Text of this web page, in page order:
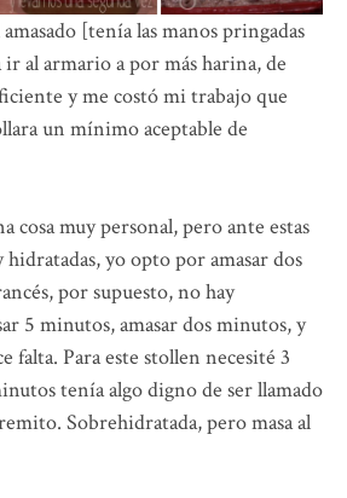
[tenía las manos pringadas
ir al armario a por más harina, de
y me costó mi trabajo que
un mínimo aceptable de
cosa muy personal, pero ante estas
hidratadas, yo opto por amasar dos
por supuesto, no hay
5 minutos, amasar dos minutos, y
falta. Para este stollen necesité 3
tenía algo digno de ser llamado
Sobrehidratada, pero masa al